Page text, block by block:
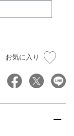
お気に入り